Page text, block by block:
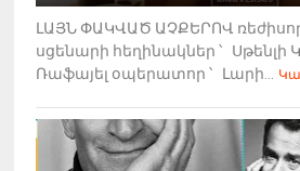
ԼԱՅՆ ՓԱԿՎԱԾ ԱՉՔԵՐՈՎ ռեժիսոր
սցենարի հեղինակներ ՝ Սթենլի
Ռաֆայել օպերատոր ՝ Լարի...